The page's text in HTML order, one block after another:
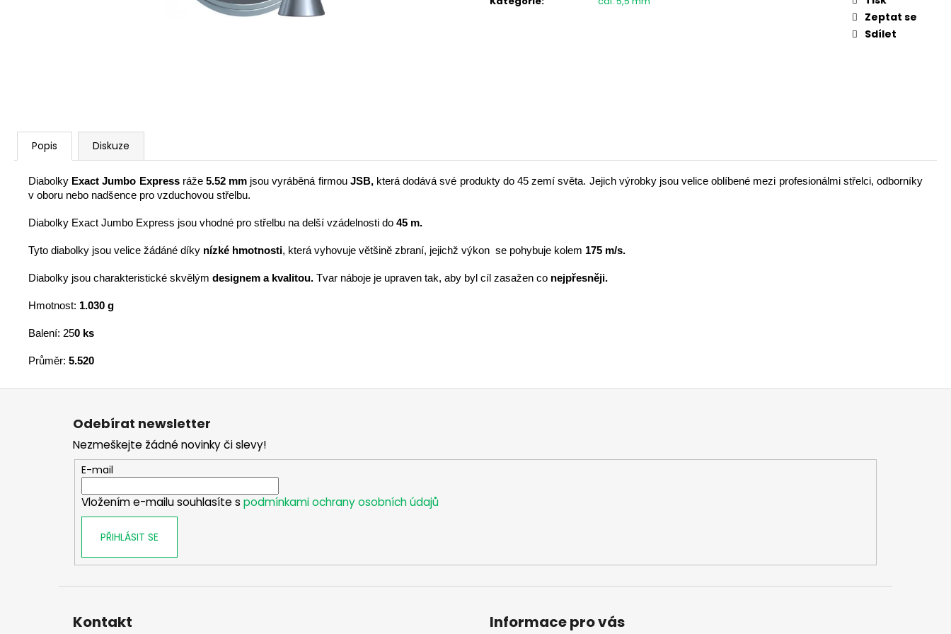
Zeptat se
Sdílet
Popis Diskuze
Diabolky Exact Jumbo Express ráže 5.52 mm jsou vyráběná firmou JSB,která dodává své produkty do 45 zemí světa. Jejich výrobky jsou velice oblíbené mezi profesionálmi střelci, odborníky
v oboru nebo nadšence pro vzduchovou střelbu.
Diabolky Exact Jumbo Express jsou vhodné pro střelbu na delší vzádelnosti do 45 m.
Tyto diabolky jsou velice žádáné díky nízké hmotnosti, která vyhovuje většině zbraní, jejichž výkon se pohybuje kolem 175 m/s.
Diabolky jsou charakteristické skvělým designem a kvalitou. Tvar náboje je upraven tak, aby byl cíl zasažen co nejpřesněji.
Hmotnost: 1.030 g
Balení: 250 ks
Průměr: 5.520
SAKO S20 HUNTER CAL. 308W, HLAVEŇ
20", TST, MT/ZÁVIT NA ÚSTÍ 5/8-24/
LOVECKÁ BUNDA UNIVERS LINZ U-TEX
DÁMSKÁ
SVETR SLABÝ DO V
Z
Odebírat newsletter
Nezmeškejte žádné novinky či slevy!
E-mail
Vložením e-mailu souhlasíte s podmínkami ochrany osobních údajů
PŘIHLÁSIT SE
Kontakt Informace pro vás